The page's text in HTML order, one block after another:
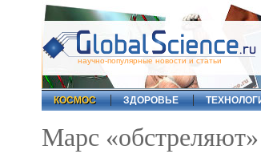
научно-популярные новости и статьи
КОСМОС
ЗДОРОВЬЕ
Марс